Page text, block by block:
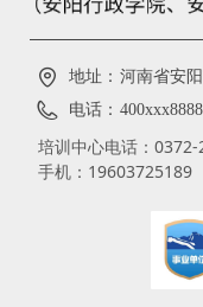
地址： 河南省安
电话： 400xxx8888
培训中心电话：
手机：19603725189